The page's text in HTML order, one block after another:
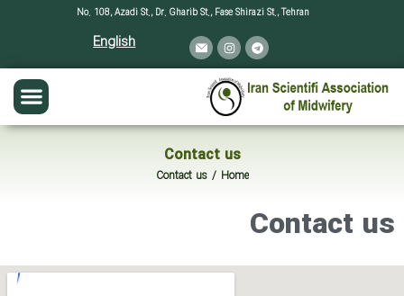
No. 108, Azadi St., Dr. Gharib St., Fase Shirazi St., Tehran
English
Contact us
Home
Contact us
Contact us